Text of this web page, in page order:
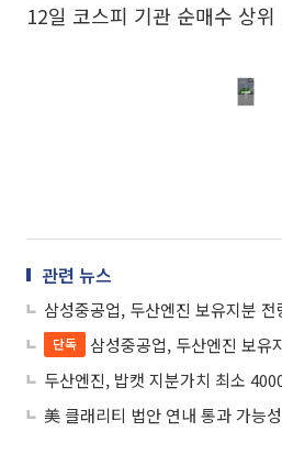
12일 코스피 기관 순매수 상
관련 뉴스
삼성중공업, 두산엔진 보유지분
단독
삼성중공업, 두산엔진 보유